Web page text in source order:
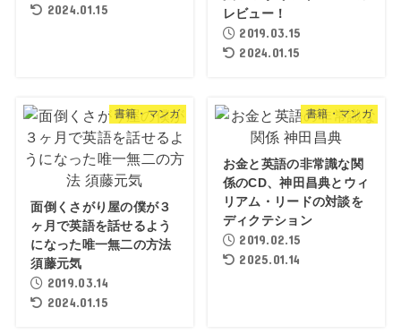
2024.01.15
レビュー！
2019.03.15
2024.01.15
書籍・マンガ
面倒くさがり屋の僕が３
ヶ月で英語を話せるよう
になった唯一無二の方法
須藤元気
2019.03.14
2024.01.15
書籍・マンガ
お金と英語の非常識な関
係のCD、神田昌典とウィ
リアム・リードの対談を
ディクテション
2019.02.15
2025.01.14